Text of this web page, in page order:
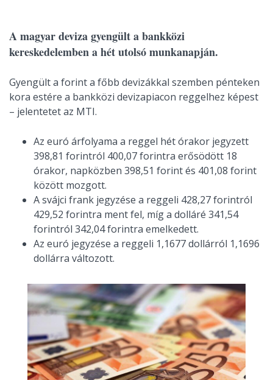
A magyar deviza gyengült a bankközi
kereskedelemben a hét utolsó munkanapján.
Gyengült a forint a főbb devizákkal szemben pénteken
kora estére a bankközi devizapiacon reggelhez képest
– jelentetet az MTI.
Az euró árfolyama a reggel hét órakor jegyzett
398,81 forintról 400,07 forintra erősödött 18
órakor, napközben 398,51 forint és 401,08 forint
között mozgott.
A svájci frank jegyzése a reggeli 428,27 forintról
429,52 forintra ment fel, míg a dolláré 341,54
forintról 342,04 forintra emelkedett.
Az euró jegyzése a reggeli 1,1677 dollárról 1,1696
dollárra változott.